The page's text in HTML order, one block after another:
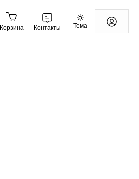
Корзина Контакты Тема